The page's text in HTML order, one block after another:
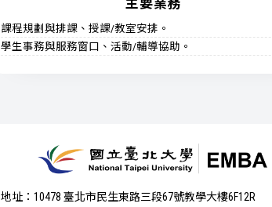
課程規劃與排課、授課/教室安排。
學生事務與服務窗口、活動/輔導協助。
地址：10478 臺北市民生東路三段67號教學大樓6F12R